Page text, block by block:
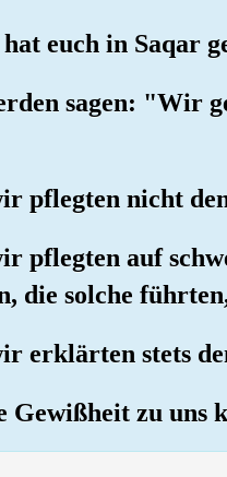
euch in Saqar
sagen: "Wir
pflegten nicht
pflegten auf
die solche
erklärten stets
Gewißheit zu uns